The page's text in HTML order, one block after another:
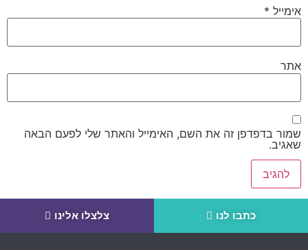
אימייל *
אתר
שמור בדפדפן זה את השם, האימייל והאתר שלי לפעם הבאה
שאגיב.
כתבו לנו צלצלו אלינו